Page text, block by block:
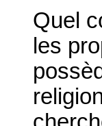
Quel
les